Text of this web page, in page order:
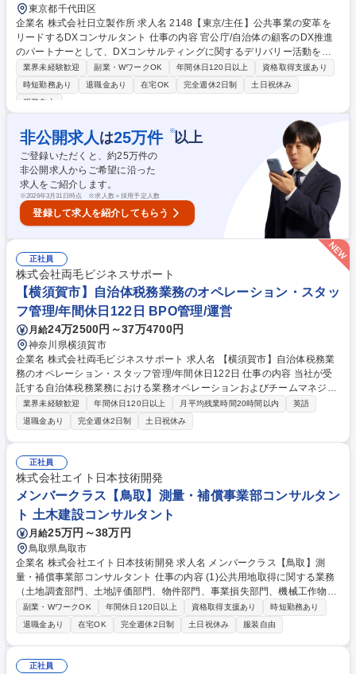
東京都千代田区
企業名 株式会社日立製作所 求人名 2148【東京/主任】公共事業の変革を
リードするDXコンサルタント 仕事の内容 官公庁/自治体の顧客のDX推進
のパートナーとして、DXコンサルティングに関するデリバリー活動を担
います。 【デリバリー活動】■各種調査や現行業務フローの作成、課題仮
説の立案 といった現状分析■解決施策の検討や将来業務フローの設計とい
った将来構想の策定 等【パイプライン管理補佐（適宜、マネージャータス
ダと連携した提案活動 等【マネジメント業務補佐（適宜、マネージャータ
スクの補佐を担当）】■チームメンバーの管理及び育成■プロジェクト及び
パートナー会社のマネジメント 等 募集職種 2148【東京/主任】公共事業
の変革をリードするDXコンサルタント
業界未経験歓迎 副業・WワークOK 年間休日120日以上
資格取得支援あり
時短勤務あり
退職金あり 在宅OK 完全週休2日制
土日祝休み
服装自由
非公開求人 は25万件 ※以上
ご登録いただくと、約25万件の
非公開求人からご希望に沿った
求人をご紹介します。
※2026年3月31日時点 ※求人数＝採用予定人数
登録して求人を紹介してもらう
正社員
株式会社両毛ビジネスサポート
【横須賀市】自治体税務業務のオペレーション・スタッ
フ管理/年間休日122日 BPO管理/運営
月給24万2500円～37万4700円
神奈川県横須賀市
企業名 株式会社両毛ビジネスサポート 求人名 【横須賀市】自治体税務業
務のオペレーション・スタッフ管理/年間休日122日 仕事の内容 当社が受
託する自治体税務業務における業務オペレーションおよびチームマネジメ
ントを担うメンバーを募集します。 ・税務書類の整理・確認・補正・デー
タ入力 ・税額通知や納税案内等の発送補助 ・税関連の窓口・電話対応 ・
上記業務に付随する業務、スタッフ管理、品質管理、業務改善 【入社後】
座学による研修に加え先輩社員のOJTで段階的に業務を学びます。その後
は業務の習得度に応じて、スタッフのマネジメントや品質管理、業務改善
に携わっていただきます。 募集職種 【横須賀市】自治体税務業務のオペ
レーション・スタッフ管理/年間休日122日
業界未経験歓迎 年間休日120日以上 月平均残業時間20時間以内
英語
退職金あり
完全週休2日制 土日祝休み
正社員
株式会社エイト日本技術開発
メンバークラス【鳥取】測量・補償事業部コンサルタン
ト 土木建設コンサルタント
月給25万円～38万円
鳥取県鳥取市
企業名 株式会社エイト日本技術開発 求人名 メンバークラス【鳥取】測
量・補償事業部コンサルタント 仕事の内容 (1)公共用地取得に関する業務
（土地調査部門、土地評価部門、物件部門、事業損失部門、機械工作物部
門、営業・特殊補償部門、補償関連部門、総合補償部門） (2)用地点検業
務（土地・物件）・発注者支援業務 ※変更範囲：当社業務全般 募集職種
メンバークラス【鳥取】測量・補償事業部コンサルタント
副業・WワークOK 年間休日120日以上 資格取得支援あり
時短勤務あり
退職金あり
在宅OK 完全週休2日制 土日祝休み 服装自由
正社員